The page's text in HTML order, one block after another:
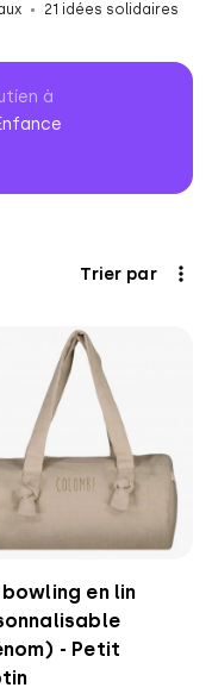
21 idées solidaires
à
Trier par
en lin
- Petit